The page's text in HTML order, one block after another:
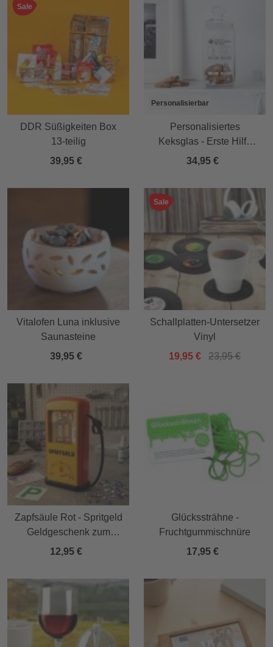
Sale
DDR Süßigkeiten Box
13-teilig
39,95 €
Personalisierbar
Personalisiertes
Keksglas - Erste Hilfe
Notfallkekse
34,95 €
Vitalofen Luna inklusive
Saunasteine
39,95 €
Sale
Schallplatten-Untersetzer
Vinyl
19,95 €
23,95 €
Zapfsäule Rot - Spritgeld
Geldgeschenk zum
Führerschein
12,95 €
Glückssträhne -
Fruchtgummischnüre
17,95 €